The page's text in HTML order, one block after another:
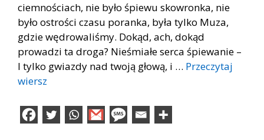
ciemnościach, nie było śpiewu skowronka, nie
było ostrości czasu poranka, była tylko Muza,
gdzie wędrowaliśmy. Dokąd, ach, dokąd
prowadzi ta droga? Nieśmiałe serca śpiewanie –
I tylko gwiazdy nad twoją głową, i … Przeczytaj
wiersz